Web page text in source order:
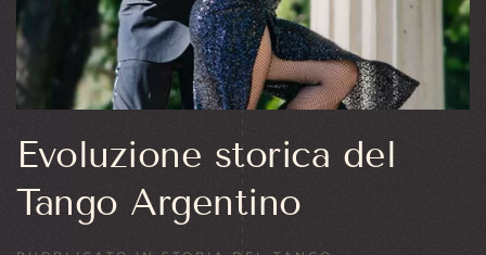
Evoluzione storica del
Tango Argentino